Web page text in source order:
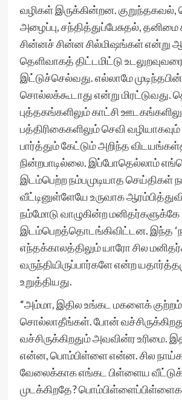
வழிகள் இருக்கின்றன.
அழைப்பு, சந்தித்துப்பேசுதல்,
சின்னச் சின்ன சில்மிஷங்கள் என்று
தெளிவாகத் திட்டமிட்டு
இட்டுச்செல்வது. எல்லாமே
சொல்லக்கூடாது என்று
புத்தகங்களிலும் காட்சி
பத்திரிகைகளிலும் செவி
பார்த்தும் கேட்டும் அறிந்த
நின்றபாடில்லை. இப்போதெல்லாம்
இடம்பெற்ற நம்பமுடியாத செய்திகள்
வீட்டினுள்ளேயே உருவாக
நம்மோடு வாழுகின்ற மனிதர்களுக்கே
இடம்பெறத்தொடங்கிவிட்டன. இந்த
எந்தக்காலத்திலும் யாரோ சில
வருந்தியிருப்பார்களே என்ற
உறுத்தியது.
“அம்மா, இதில உங்கட மகளைக் குற்றம்
சொல்லாதீங்கள். போன்
வச்சிருக்கிறதும் அவவின்ர உரிமை.
என்ன, பொம்பிள்ளை என்ன. சில
வேலைக்காக எங்கட பிள்ளைய
முடக்கிறதே?